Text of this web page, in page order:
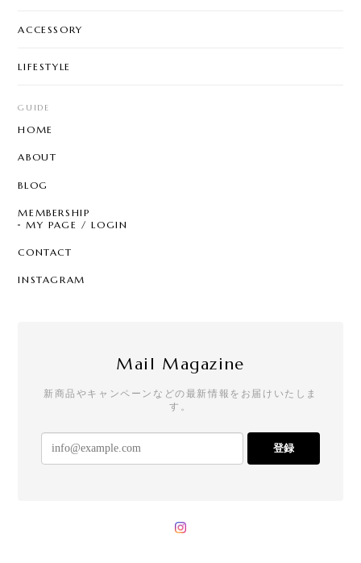
ACCESSORY
LIFESTYLE
GUIDE
HOME
ABOUT
BLOG
MEMBERSHIP
MY PAGE / LOGIN
CONTACT
INSTAGRAM
Mail Magazine
新商品やキャンペーンなどの最新情報をお届けいたしま
す。
登録